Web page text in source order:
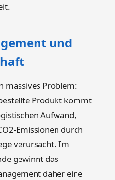
und
massives Problem:
Produkt kommt
Aufwand,
Emissionen durch
verursacht. Im
gewinnt das
daher eine